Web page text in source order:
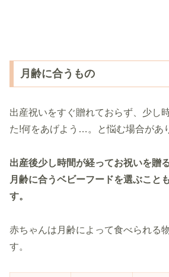
月齢に合うもの
出産祝いをすぐ贈れておらず、少し
た!何をあげよう…。と悩む場合があ
出産後少し時間が経ってお祝いを贈
月齢に合うベビーフードを選ぶこと
す。
赤ちゃんは月齢によって食べられる
す。